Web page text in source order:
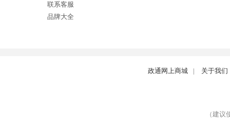
联系客服
品牌大全
政通网上商城 | 关于我们
（建